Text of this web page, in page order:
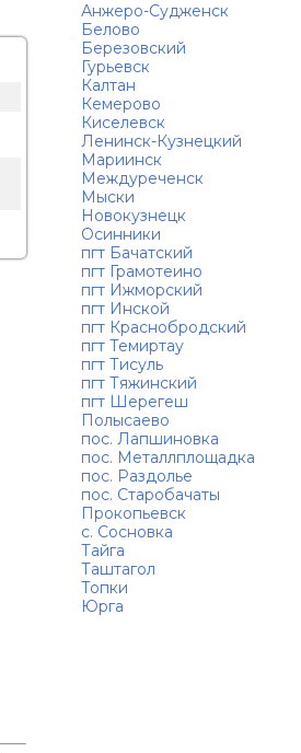
Анжеро-Судженск
Белово
Березовский
Гурьевск
Калтан
Кемерово
Киселевск
Ленинск-Кузнецкий
Мариинск
Междуреченск
Мыски
Новокузнецк
Осинники
пгт Бачатский
пгт Грамотеино
пгт Ижморский
пгт Инской
пгт Краснобродский
пгт Темиртау
пгт Тисуль
пгт Тяжинский
пгт Шерегеш
Полысаево
пос. Лапшиновка
пос. Металлплощадка
пос. Раздолье
пос. Старобачаты
Прокопьевск
с. Сосновка
Тайга
Таштагол
Топки
Юрга